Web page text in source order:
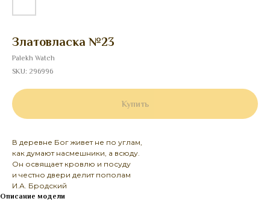
Златовласка №23
Palekh Watch
SKU: 296996
Купить
В деревне Бог живет не по углам,
как думают насмешники, а всюду.
Он освящает кровлю и посуду
и честно двери делит пополам
И.А. Бродский
Описание модели